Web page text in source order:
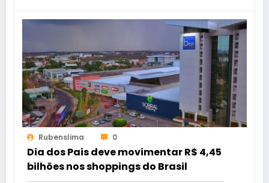
Rubenslima 0
Dia dos Pais deve movimentar R$ 4,45
bilhões nos shoppings do Brasil